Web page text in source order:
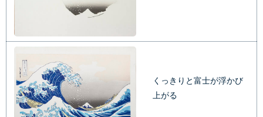
くっきりと富士が浮かび
上がる